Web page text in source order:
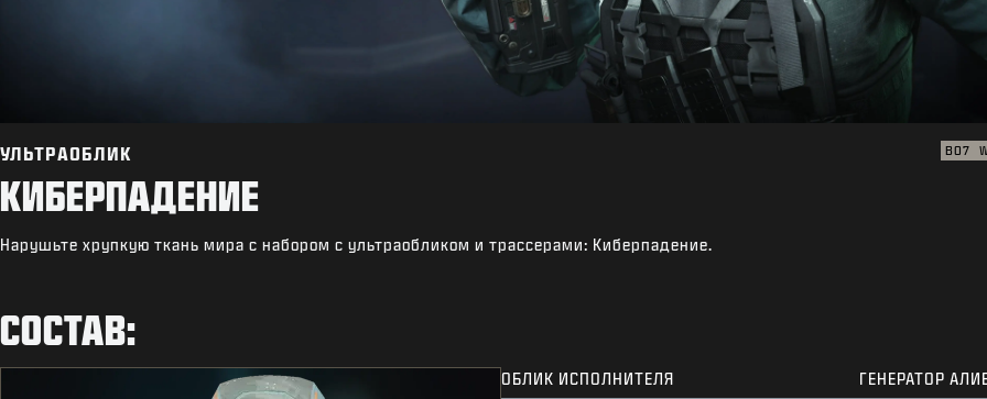
УЛЬТРАОБЛИК BO7
КИБЕРПАДЕНИЕ
Нарушьте хрупкую ткань мира с набором с ультраобликом и трассерами: Киберпадение.
СОСТАВ:
ОБЛИК ИСПОЛНИТЕЛЯ ГЕНЕРАТОР